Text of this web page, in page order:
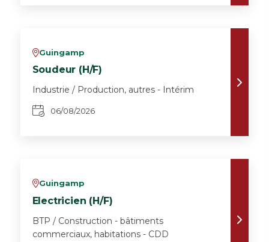
vGuingamp
Soudeur (H/F)
Industrie / Production, autres - Intérim
06/08/2026
vGuingamp
Electricien (H/F)
BTP / Construction - bâtiments
commerciaux, habitations - CDD